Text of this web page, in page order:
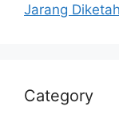
Jarang
Category